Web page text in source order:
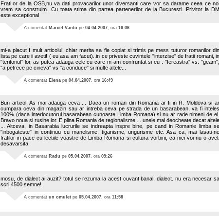
Frati;or de la OSB,nu va dati provacarilor unor diversanti care vor sa darame ceea ce noi
vrem sa construim...Cu toata stima din partea partenerilor de la Bucuresti...Privitor la DM
este exceptional
A comentat Marcel Vantu pe 04.04.2007, ora 16:06
mi-a placut f mult articolul, chiar merita sa fie copiat si trimis pe mess tuturor romanilor din
lista pe care ii aveti! ( eu asa am facut)..in ce priveste cuvintele "interzise" de fratii romani, in
"teritoriul" lor, as putea adauga cele cu care m-am confruntat si eu : "fereastra" vs. "geam",
"a petrece pe cineva" vs "a conduce" si multe altele...
A comentat Elena pe 04.04.2007, ora 16:49
Bun articol. As mai adauga ceva ... Daca un roman din Romania ar fi in R. Moldova si ar
cumpara ceva din magazin sau ar intreba ceva pe strada de un basarabean, va fi inteles
100% (daca interlocutorul basarabean cunoaste Limba Romana) si nu ar rade nimeni de el.
Bravo noua si rusine lor. E plina Romania de regionalisme ... unele mai deocheate decat altele
... Altceva, in Basarabia lucrurile se indreapta inspre bine, pe cand in Romanie limba se
"inbogateste" in continuu cu manelisme, tiganisme, ungurisme etc. Asa ca, mai lasati-ne
fratilor in pace cu lectiile voastre de Limba Romana si cultura vorbirii, ca nici voi nu o aveti
desavarsita.
A comentat Radu pe 05.04.2007, ora 09:26
mosu, de dialect ai auzit? totul se rezuma la acest cuvant banal, dialect. nu era necesar sa
scri 4500 semne!
A comentat un omulet pe 05.04.2007, ora 11:58